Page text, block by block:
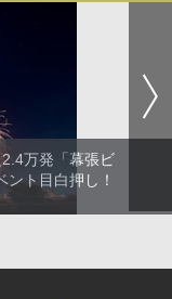
万発「幕張ビ
ト目白押し！